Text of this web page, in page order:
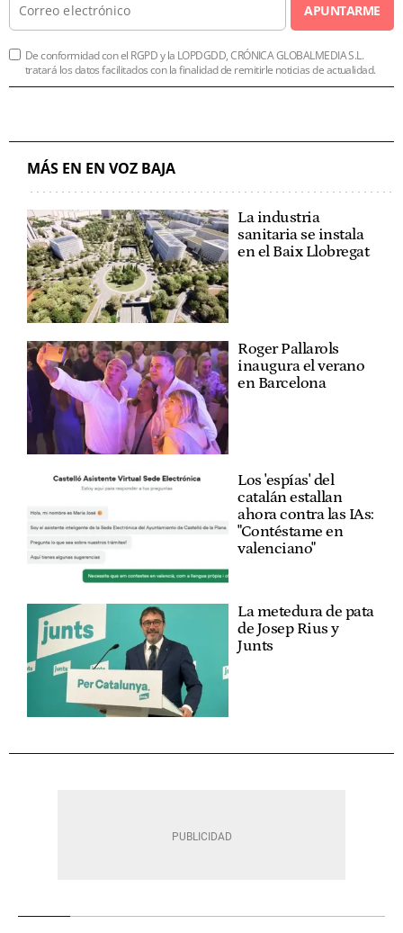
APUNTARME
De conformidad con el RGPD y la LOPDGDD, CRÓNICA GLOBALMEDIA S.L.
tratará los datos facilitados con la finalidad de remitirle noticias de actualidad.
MÁS EN EN VOZ BAJA
La industria
sanitaria se instala
en el Baix Llobregat
Roger Pallarols
inaugura el verano
en Barcelona
Los 'espías' del
catalán estallan
ahora contra las IAs:
"Contéstame en
valenciano"
La metedura de pata
de Josep Rius y
Junts